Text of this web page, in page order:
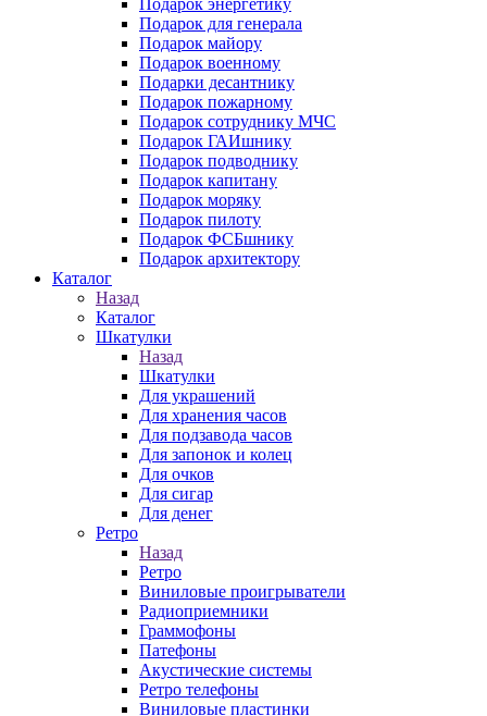
Подарок энергетику
Подарок для генерала
Подарок майору
Подарок военному
Подарки десантнику
Подарок пожарному
Подарок сотруднику МЧС
Подарок ГАИшнику
Подарок подводнику
Подарок капитану
Подарок моряку
Подарок пилоту
Подарок ФСБшнику
Подарок архитектору
Каталог
Назад
Каталог
Шкатулки
Назад
Шкатулки
Для украшений
Для хранения часов
Для подзавода часов
Для запонок и колец
Для очков
Для сигар
Для денег
Ретро
Назад
Ретро
Виниловые проигрыватели
Радиоприемники
Граммофоны
Патефоны
Акустические системы
Ретро телефоны
Виниловые пластинки